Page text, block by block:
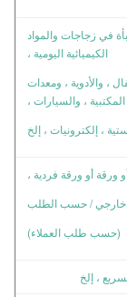
في زجاجات والمواد
الكيميائية اليومية ،
، والأدوية ، ومعدات
، والسيارات ،
، إلكترونيات ، إلخ
ورقة أو ورقة فردية ،
خارجي / حسب الطلب
(حسب طلب العملاء)
، إلخ